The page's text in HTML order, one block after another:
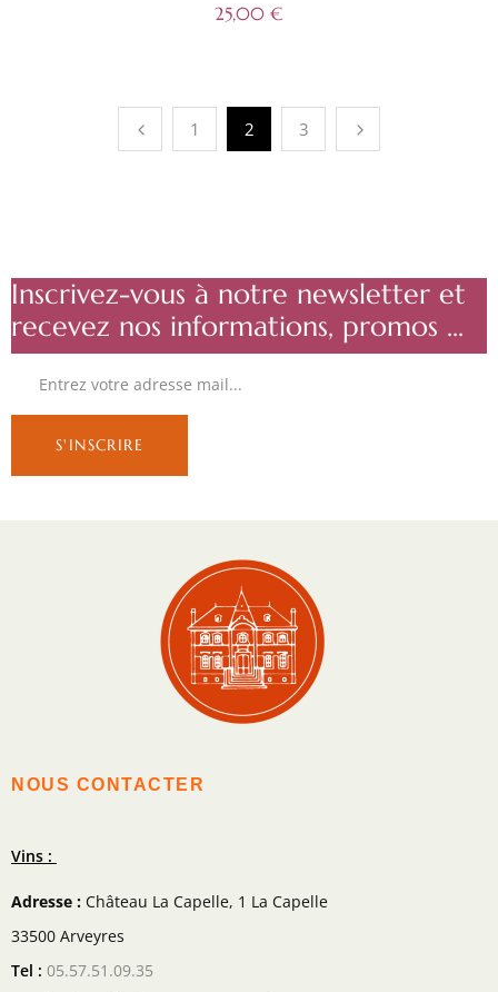
25,00 €
1 2 3
Inscrivez-vous à notre newsletter et
recevez nos informations, promos ...
NOUS CONTACTER
Vins :
Adresse : Château La Capelle, 1 La Capelle
33500 Arveyres
Tel : 05.57.51.09.35